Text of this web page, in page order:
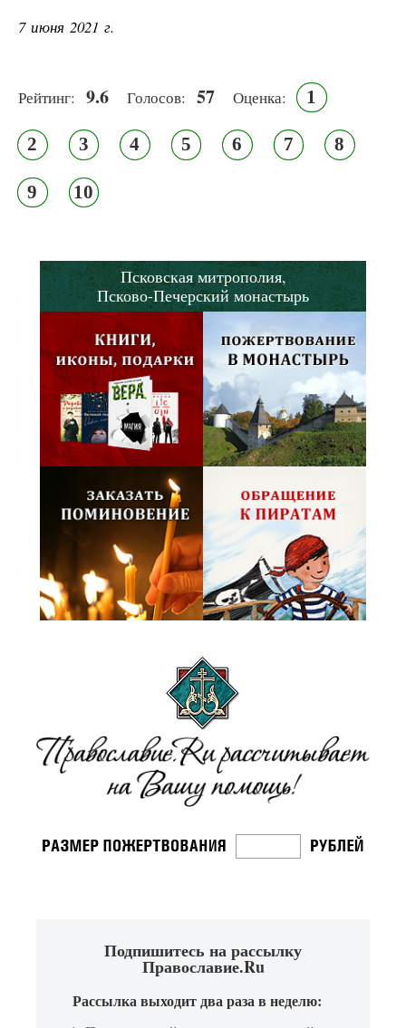
7 июня 2021 г.
Рейтинг: 9.6 Голосов: 57 Оценка: 1
2 3 4 5 6 7 8
9 10
Псковская митрополия,
Псково-Печерский монастырь
Подпишитесь на рассылку
Православие.Ru
Рассылка выходит два раза в неделю: